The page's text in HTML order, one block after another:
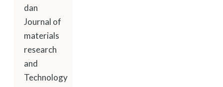
dan
Journal of
materials
research
and
Technology